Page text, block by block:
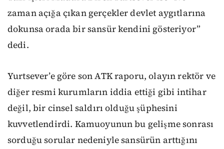
zaman açığa çıkan gerçekler devlet aygıtlarına
dokunsa orada bir sansür kendini gösteriyor”
dedi.
Yurtsever’e göre son ATK raporu, olayın rektör ve
diğer resmi kurumların iddia ettiği gibi intihar
değil, bir cinsel saldırı olduğu şüphesini
kuvvetlendirdi. Kamuoyunun bu gelişme sonrası
sorduğu sorular nedeniyle sansürün arttığını